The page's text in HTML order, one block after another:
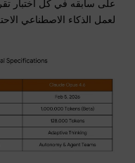
على سابقه في كل اختبار
لعمل الذكاء الاصطناعي